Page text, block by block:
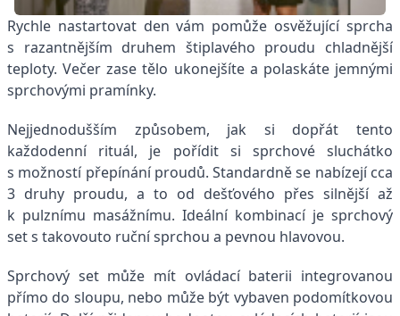
Rychle nastartovat den vám pomůže osvěžující sprcha
s razantnějším druhem štiplavého proudu chladnější
teploty. Večer zase tělo ukonejšíte a polaskáte jemnými
sprchovými pramínky.
Nejjednodušším způsobem, jak si dopřát tento
každodenní rituál, je pořídit si sprchové sluchátko
s možností přepínání proudů. Standardně se nabízejí cca
3 druhy proudu, a to od dešťového přes silnější až
k pulznímu masážnímu. Ideální kombinací je sprchový
set s takovouto ruční sprchou a pevnou hlavovou.
Sprchový set může mít ovládací baterii integrovanou
přímo do sloupu, nebo může být vybaven podomítkovou